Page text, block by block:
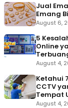
Jual
Emang
August 6,
5
Online
August 4,
Ketahui
CCTV
Tempat
August 4,